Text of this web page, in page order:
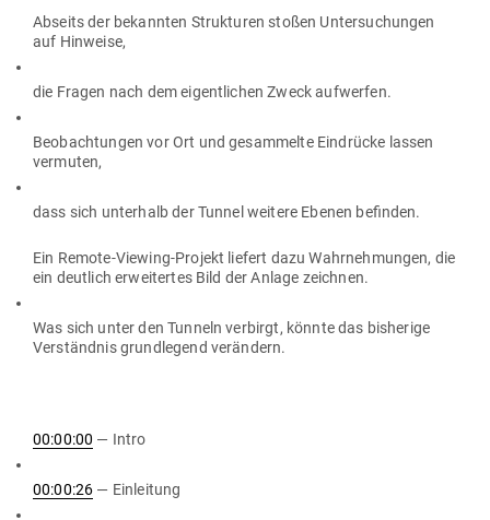
Abseits der bekannten Struk­turen stoßen Unter­su­chungen
auf Hinweise,
die Fragen nach dem eigent­lichen Zweck aufwerfen.
Beob­ach­tungen vor Ort und gesam­melte Ein­drücke lassen
vermuten,
dass sich unterhalb der Tunnel weitere Ebenen befinden.
Ein Remote-Viewing-Projekt liefert dazu Wahr­neh­mungen, die
ein deutlich erwei­tertes Bild der Anlage zeichnen.
Was sich unter den Tunneln ver­birgt, könnte das bis­herige
Ver­ständnis grund­legend verändern.
00:00:00 — Intro
00:00:26 — Einleitung